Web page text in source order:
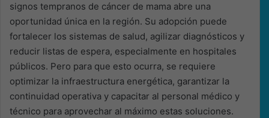
signos tempranos de cáncer de mama abre una
oportunidad única en la región. Su adopción puede
fortalecer los sistemas de salud, agilizar diagnósticos y
reducir listas de espera, especialmente en hospitales
públicos. Pero para que esto ocurra, se requiere
optimizar la infraestructura energética, garantizar la
continuidad operativa y capacitar al personal médico y
técnico para aprovechar al máximo estas soluciones.